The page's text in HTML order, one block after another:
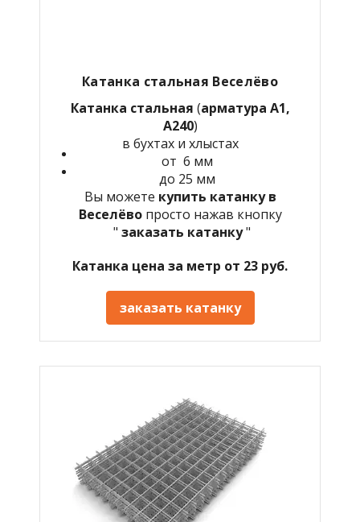
Катанка стальная Веселёво
Катанка стальная (арматура А1,
А240)
в бухтах и хлыстах
от 6 мм
до 25 мм
Вы можете купить катанку в
Веселёво просто нажав кнопку
" заказать катанку"
Катанка цена за метр от 23 руб.
заказать катанку